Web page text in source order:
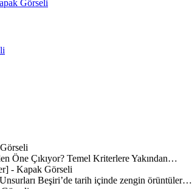
Öne Çıkıyor? Temel Kriterlere Yakından…
Beşiri’de tarih içinde zengin örüntüler…